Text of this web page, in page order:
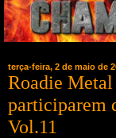
terça-feira, 2 de maio de
Roadie Metal
participarem
Vol.11